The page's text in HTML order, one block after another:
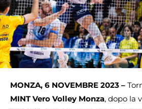
MONZA, 6 NOVEMBRE 2023 –
MINT Vero Volley Monza, dopo la